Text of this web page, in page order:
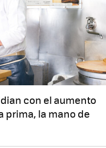
con el aumento
prima, la mano de